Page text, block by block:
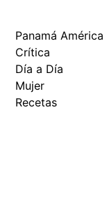
Panamá América
Crítica
Día a Día
Mujer
Recetas